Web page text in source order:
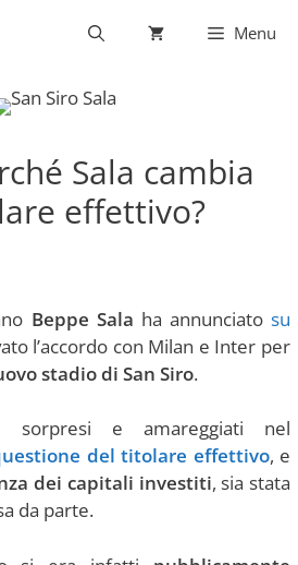
Menu
Sala cambia
effettivo?
Beppe Sala ha annunciatosu
l’accordo con Milan e Inter per
stadio di San Siro.
sorpresi e amareggiati nel
del titolare effettivo, e
dei capitali investiti, sia stata
da parte.